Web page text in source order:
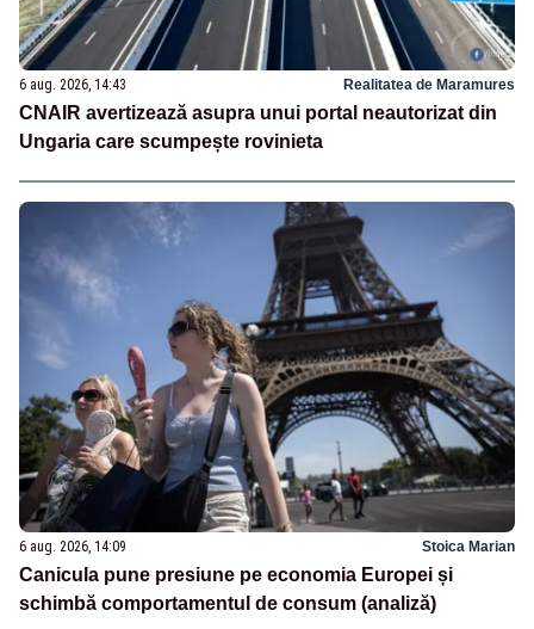
6 aug. 2026, 14:43 Realitatea de Maramures
CNAIR avertizează asupra unui portal neautorizat din
Ungaria care scumpește rovinieta
6 aug. 2026, 14:09 Stoica Marian
Canicula pune presiune pe economia Europei și
schimbă comportamentul de consum (analiză)